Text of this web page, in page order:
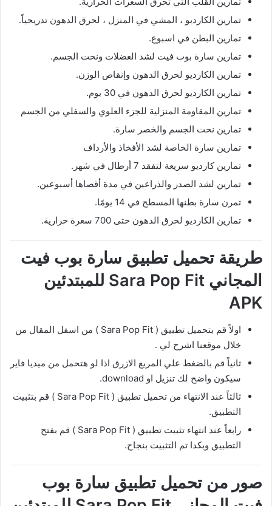
تمارين الكارديو ، المشي في المنزل ، لحرق الدهون تدريجياً.
تمارين البطن في اسبوع.
تمارين سارة بوب فيت لشد العضلات ونحت الجسم.
تمارين الكارديو لحرق الدهون وإنقاص الوزن.
تمارين الكارديو لحرق الدهون في 30 يوم.
تمارين المقاومة المنزلية للجزء العلوي والسفلي من الجسم
تمارين نحت الجسم والخصر سارة.
تمارين سارة الخاصة لشد الأفخاذ والأرداف
تمارين كارديو سريعة لتفقد 7 أرطال في شهر.
تمارين لشد الصدر والذراعين في مدة أقصاها أسبوعين.
تمرن سارة بطنها المسطح في 14 يومًا.
تمارين الكارديو لحرق الدهون حتى 700 سعرة حرارية.
طريقة تحميل تطبيق سارة بوب فيت
المجاني Sara Pop Fit للمبتدئين
APK
اولاً قم بتحميل تطبيق ( Sara Pop Fit ) من اسفل المقال من
خلال موقعنا اشرح لي .
ثانياً قم بالضغط علي المربع الازرق اذا لو هتحمل من ميديا فاير
سيكون واضح لك تنزيل او download.
ثالثاً عند الانتهاء من تحميل تطبيق ( Sara Pop Fit ) قم بتثبيت
التطبيق.
رابعاً عند انتهاء تثبيت تطبيق ( Sara Pop Fit ) قم بفتح
التطبيق وبكدا تم التثبيت بنجاح.
صور من تحميل تطبيق سارة بوب